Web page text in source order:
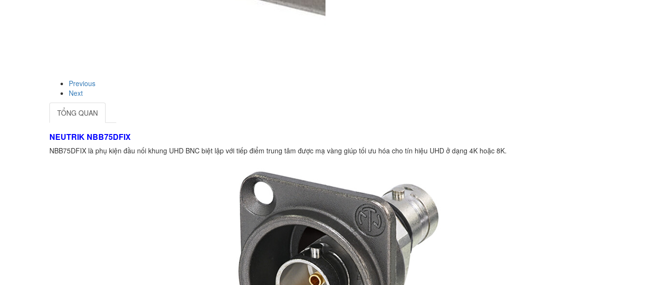
Previous
Next
TỔNG QUAN
NEUTRIK NBB75DFIX
NBB75DFIX là phụ kiện đầu nối khung UHD BNC biệt lập với tiếp điểm trung tâm được mạ vàng giúp tối ưu hóa cho tín hiệu UHD ở dạng 4K hoặc 8K.